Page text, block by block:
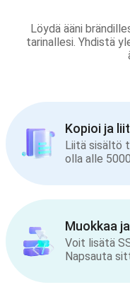
Löydä ääni
tarinallesi. Yhdistä
Kopioi ja
Liitä sisältö
olla alle
Muokkaa
Voit lisätä
Napsauta